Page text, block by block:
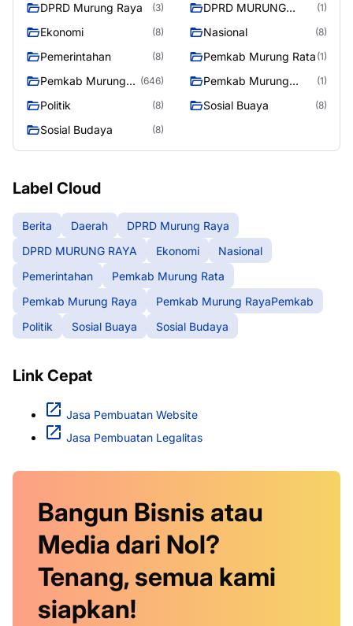
DPRD Murung Raya (3)
DPRD MURUNG
(1)
Ekonomi (8) Nasional (8)
Pemerintahan (8) Pemkab Murung Rata (1)
Pemkab Murung
(646)
Pemkab Murung
(1)
Politik (8) Sosial Buaya (8)
Sosial Budaya (8)
Label Cloud
Berita Daerah
DPRD Murung Raya
DPRD MURUNG RAYA
Ekonomi
Nasional
Pemerintahan
Pemkab Murung Rata
Pemkab Murung Raya
Pemkab Murung RayaPemkab
Politik
Sosial Buaya Sosial Budaya
Link Cepat
Jasa Pembuatan Website
Jasa Pembuatan Legalitas
Bangun Bisnis atau
Media dari Nol?
Tenang, semua kami
siapkan!